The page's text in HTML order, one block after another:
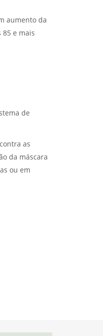
aumento da
e mais
de
as
da máscara
ou em